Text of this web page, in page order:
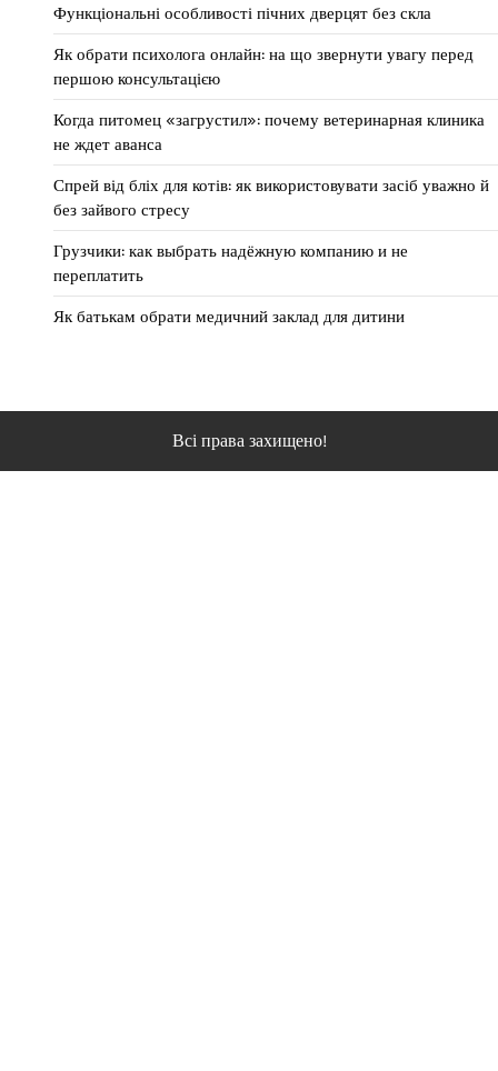
Функціональні особливості пічних дверцят без скла
Як обрати психолога онлайн: на що звернути увагу перед
першою консультацією
Когда питомец «загрустил»: почему ветеринарная клиника
не ждет аванса
Спрей від бліх для котів: як використовувати засіб уважно й
без зайвого стресу
Грузчики: как выбрать надёжную компанию и не
переплатить
Як батькам обрати медичний заклад для дитини
Всі права захищено!